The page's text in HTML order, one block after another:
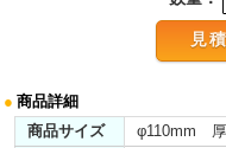
● 商品詳細
商品サイズ
φ110mm 厚